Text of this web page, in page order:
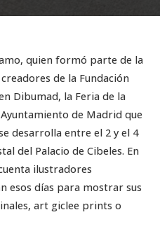
quien formó parte de la
de la Fundación
Dibumad, la Feria de la
de Madrid que
desarrolla entre el 2 y el 4
del Palacio de Cibeles. En
ilustradores
esos días para mostrar sus
art giclee prints o